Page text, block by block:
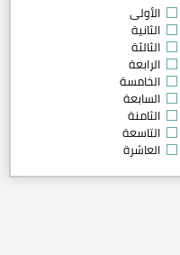
الأولى
الثانية
الثالثة
الرابعة
الخامسة
السابعة
الثامنة
التاسعة
العاشرة